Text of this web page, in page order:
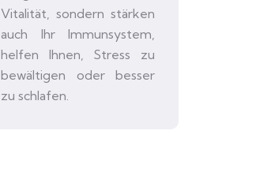
Vitalität, sondern stärken
auch Ihr Immunsystem,
helfen Ihnen, Stress zu
bewältigen oder besser
zu schlafen.